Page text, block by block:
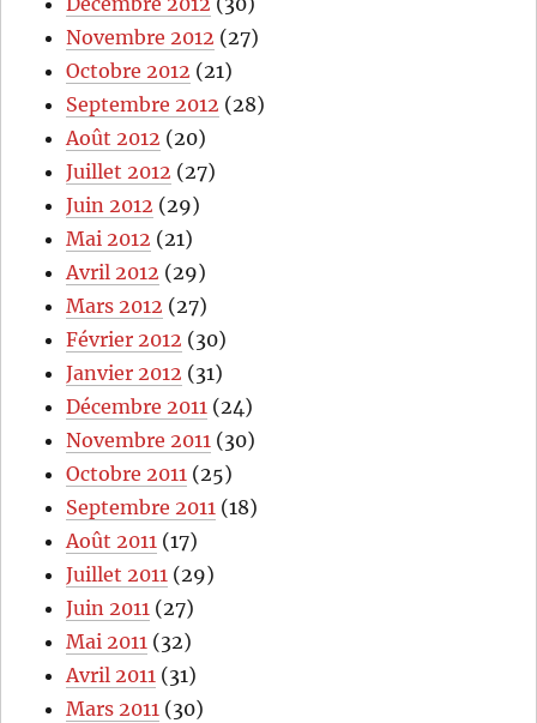
Novembre 2012 (27)
Octobre 2012 (21)
Septembre 2012 (28)
Août 2012 (20)
Juillet 2012 (27)
Juin 2012 (29)
Mai 2012 (21)
Avril 2012 (29)
Mars 2012 (27)
Février 2012 (30)
Janvier 2012 (31)
Décembre 2011 (24)
Novembre 2011 (30)
Octobre 2011 (25)
Septembre 2011 (18)
Août 2011 (17)
Juillet 2011 (29)
Juin 2011 (27)
Mai 2011 (32)
Avril 2011 (31)
Mars 2011 (30)